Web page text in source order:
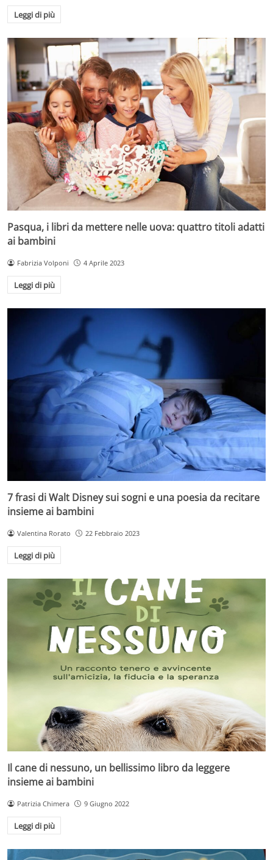
Leggi di più
Pasqua, i libri da mettere nelle uova: quattro titoli adatti
ai bambini
Fabrizia Volponi 4 Aprile 2023
Leggi di più
7 frasi di Walt Disney sui sogni e una poesia da recitare
insieme ai bambini
Valentina Rorato 22 Febbraio 2023
Leggi di più
Il cane di nessuno, un bellissimo libro da leggere
insieme ai bambini
Patrizia Chimera 9 Giugno 2022
Leggi di più